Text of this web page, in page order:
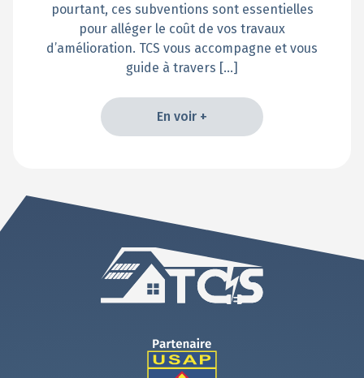
pourtant, ces subventions sont essentielles
pour alléger le coût de vos travaux
d’amélioration. TCS vous accompagne et vous
guide à travers […]
En voir +